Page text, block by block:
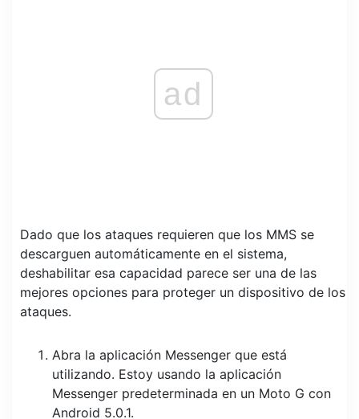
ad
Dado que los ataques requieren que los MMS se
descarguen automáticamente en el sistema,
deshabilitar esa capacidad parece ser una de las
mejores opciones para proteger un dispositivo de los
ataques.
Abra la aplicación Messenger que está
utilizando. Estoy usando la aplicación
Messenger predeterminada en un Moto G con
Android 5.0.1.